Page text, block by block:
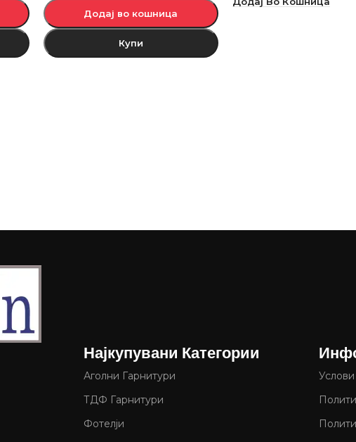
Додај во кошница
Купи
Најкупувани Категории
Аголни Гарнитури
ТДФ Гарнитури
Фотелји